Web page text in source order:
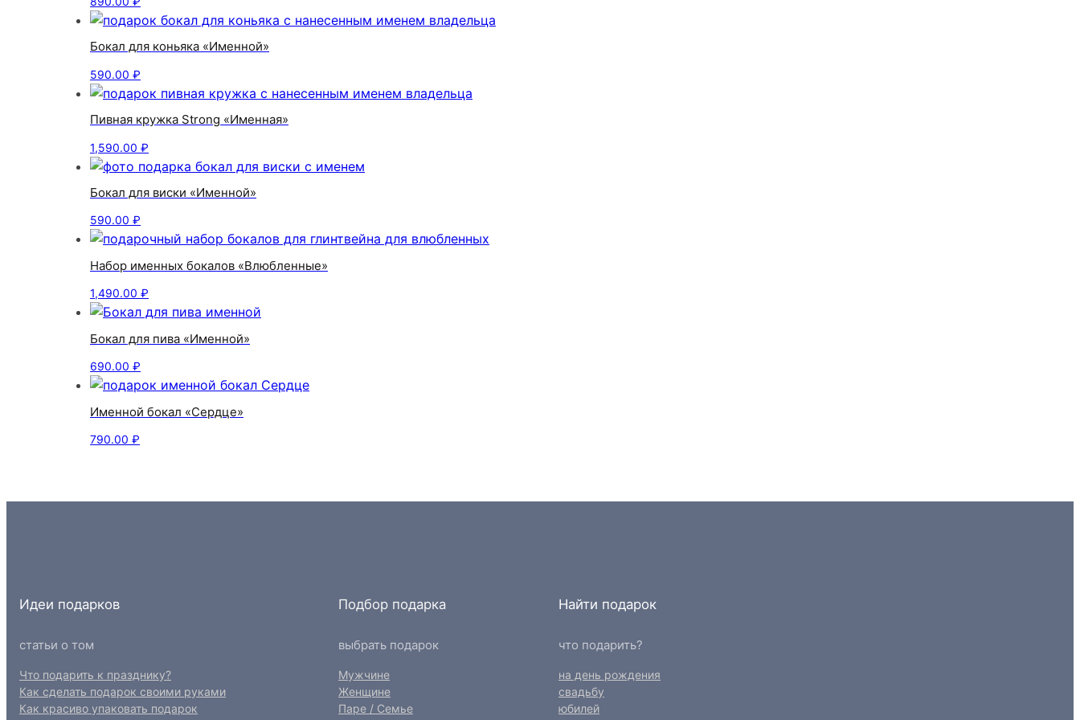
Бокал для коньяка «Именной»
590.00 ₽
Пивная кружка Strong «Именная»
1,590.00 ₽
Бокал для виски «Именной»
590.00 ₽
Набор именных бокалов «Влюбленные»
1,490.00 ₽
Бокал для пива «Именной»
690.00 ₽
Именной бокал «Сердце»
790.00 ₽
Идеи подарков
статьи о том
Что подарить к празднику?
Как сделать подарок своими руками
Как красиво упаковать подарок
Подбор подарка
выбрать подарок
Мужчине
Женщине
Паре / Семье
Найти подарок
что подарить?
на день рождения
свадьбу
юбилей